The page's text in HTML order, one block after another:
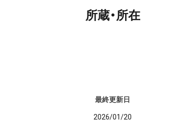
所蔵・所在
最終更新日
2026/01/20